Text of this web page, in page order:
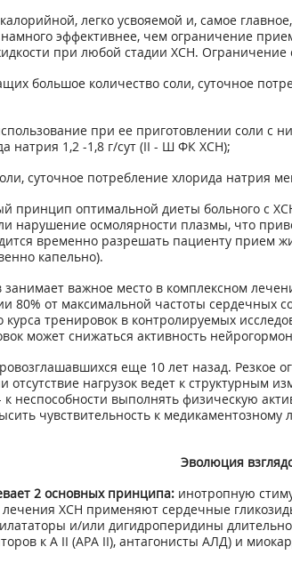
легко усвояемой и, самое
эффективнее, чем ограничение
при любой стадии ХСН. Ограничение
большое количество соли, суточное
при ее приготовлении соли с
натрия 1,2 -1,8 г/сут (II - Ш ФК ХСН);
суточное потребление хлорида натрия
принцип оптимальной диеты больного с
нарушение осмолярности плазмы, что
временно разрешать пациенту прием
капельно).
важное место в комплексном
80% от максимальной частоты сердечных
курса тренировок в контролируемых
может снижаться активность
еще 10 лет назад. Резкое
отсутствие нагрузок ведет к
неспособности выполнять физическую
чувствительность к
Эволюция
2 основных принципа:инотропную
лечения ХСН применяют сердечные
и/или дигидроперидины
к А II (АРА II), антагонисты АЛД) и